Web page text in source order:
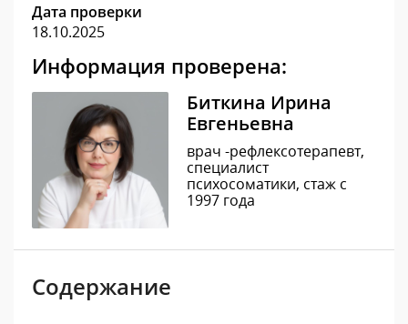
Дата проверки
18.10.2025
Информация проверена:
Биткина Ирина
Евгеньевна
врач -рефлексотерапевт,
специалист
психосоматики, стаж с
1997 года
Содержание